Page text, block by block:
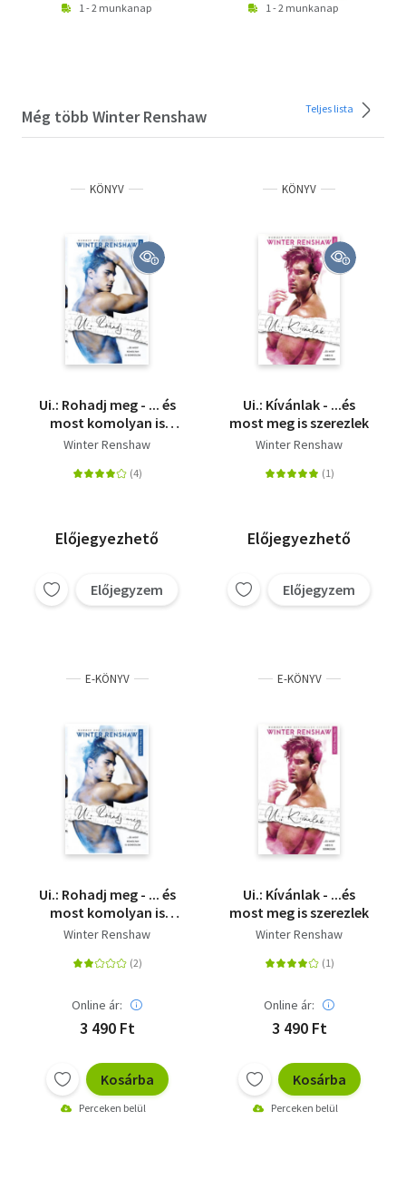
1 - 2 munkanap 1 - 2 munkanap
Még több Winter Renshaw Teljes lista
KÖNYV
Ui.: Rohadj meg - ... és
most komolyan is
gondolom
Winter Renshaw
Előjegyezhető
Előjegyzem
KÖNYV
Ui.: Kívánlak - ...és
most meg is szerezlek
Winter Renshaw
Előjegyezhető
Előjegyzem
E-KÖNYV
Ui.: Rohadj meg - ... és
most komolyan is
gondolom
Winter Renshaw
Online ár:
3 490 Ft
Kosárba
Perceken belül
E-KÖNYV
Ui.: Kívánlak - ...és
most meg is szerezlek
Winter Renshaw
Online ár:
3 490 Ft
Kosárba
Perceken belül